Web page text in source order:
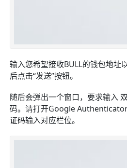
输入您希望接收BULL的钱包地址
后点击“发送”按钮。
随后会弹出一个窗口，要求输入
码。请打开Google
证码输入对应栏位。